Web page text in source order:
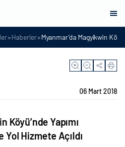
»Haberler»Myanmar’da Magyikwin
06 Mart 2018
Köyü’nde Yapımı
Yol Hizmete Açıldı